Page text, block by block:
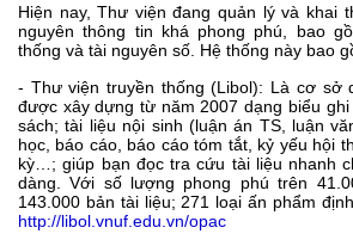
Hiện nay, Thư viện đang quản lý và khai
nguyên thông tin khá phong phú, bao
thống và tài nguyên số. Hệ thống này bao
- Thư viện truyền thống (Libol): Là cơ sở
được xây dựng từ năm 2007 dạng biểu
sách; tài liệu nội sinh (luận án TS, luận
học, báo cáo, báo cáo tóm tắt, kỷ yếu hội
kỳ…; giúp bạn đọc tra cứu tài liệu nhanh
dàng. Với số lượng phong phú trên
143.000 bản tài liệu; 271 loại ấn phẩm
http://libol.vnuf.edu.vn/opac